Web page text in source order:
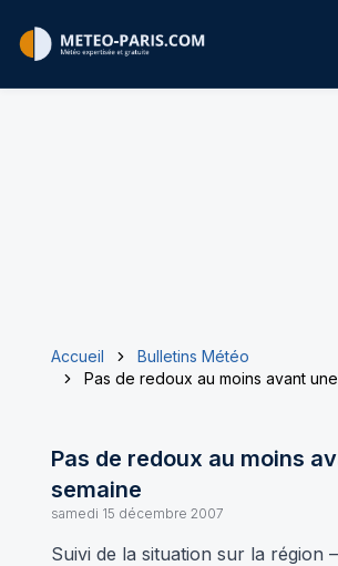
Accueil
Bulletins Météo
Pas de redoux au moins avant
Pas de redoux au moins
semaine
samedi 15 décembre 2007
Suivi de la situation sur la région